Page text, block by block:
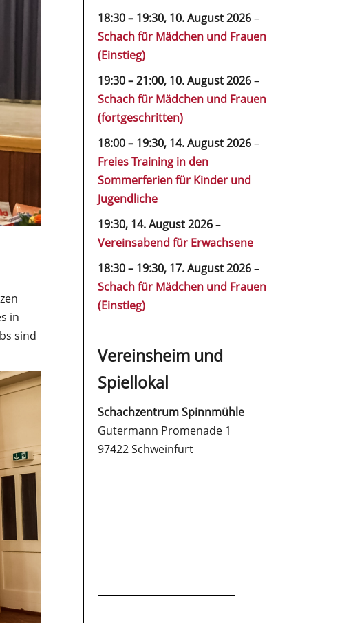
in
sind
18:30– 19:30, 10. August 2026–
Schach für Mädchen und Frauen
(Einstieg)
19:30–21:00, 10. August 2026–
Schach für Mädchen und Frauen
(fortgeschritten)
18:00– 19:30, 14. August 2026–
Freies Training in den
Sommerferien für Kinder und
Jugendliche
19:30, 14. August 2026–
Vereinsabend für Erwachsene
18:30– 19:30, 17. August 2026–
Schach für Mädchen und Frauen
(Einstieg)
Vereinsheim und
Spiellokal
Schachzentrum Spinnmühle
Gutermann Promenade 1
97422 Schweinfurt